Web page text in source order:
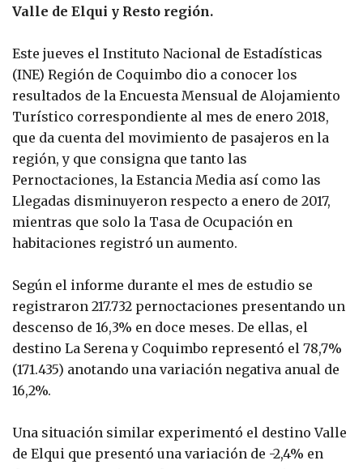
Valle de Elqui y Resto región.
Este jueves el Instituto Nacional de Estadísticas
(INE) Región de Coquimbo dio a conocer los
resultados de la Encuesta Mensual de Alojamiento
Turístico correspondiente al mes de enero 2018,
que da cuenta del movimiento de pasajeros en la
región, y que consigna que tanto las
Pernoctaciones, la Estancia Media así como las
Llegadas disminuyeron respecto a enero de 2017,
mientras que solo la Tasa de Ocupación en
habitaciones registró un aumento.
Según el informe durante el mes de estudio se
registraron 217.732 pernoctaciones presentando un
descenso de 16,3% en doce meses. De ellas, el
destino La Serena y Coquimbo representó el 78,7%
(171.435) anotando una variación negativa anual de
16,2%.
Una situación similar experimentó el destino Valle
de Elqui que presentó una variación de -2,4% en